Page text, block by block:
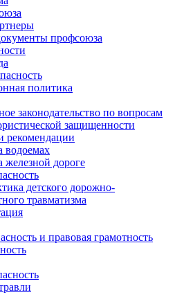
профсоюза
политика
законодательство по вопросам
защищенности
рекомендации
водоемах
железной дороге
детского дорожно-
травматизма
и правовая грамотность